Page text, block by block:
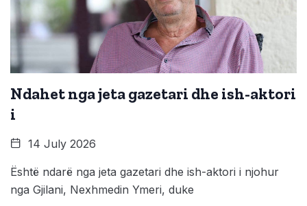
Ndahet nga jeta gazetari dhe ish-aktori
i
14 July 2026
Është ndarë nga jeta gazetari dhe ish-aktori i njohur
nga Gjilani, Nexhmedin Ymeri, duke